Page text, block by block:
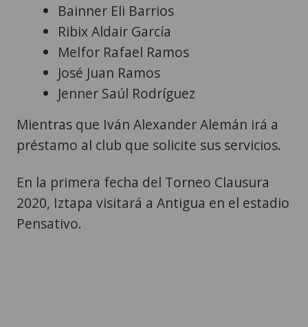
Bainner Eli Barrios
Ribix Aldair García
Melfor Rafael Ramos
José Juan Ramos
Jenner Saúl Rodríguez
Mientras que Iván Alexander Alemán irá a
préstamo al club que solicite sus servicios.
En la primera fecha del Torneo Clausura
2020, Iztapa visitará a Antigua en el estadio
Pensativo.